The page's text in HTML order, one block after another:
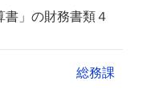
」の財務書類４
総務課